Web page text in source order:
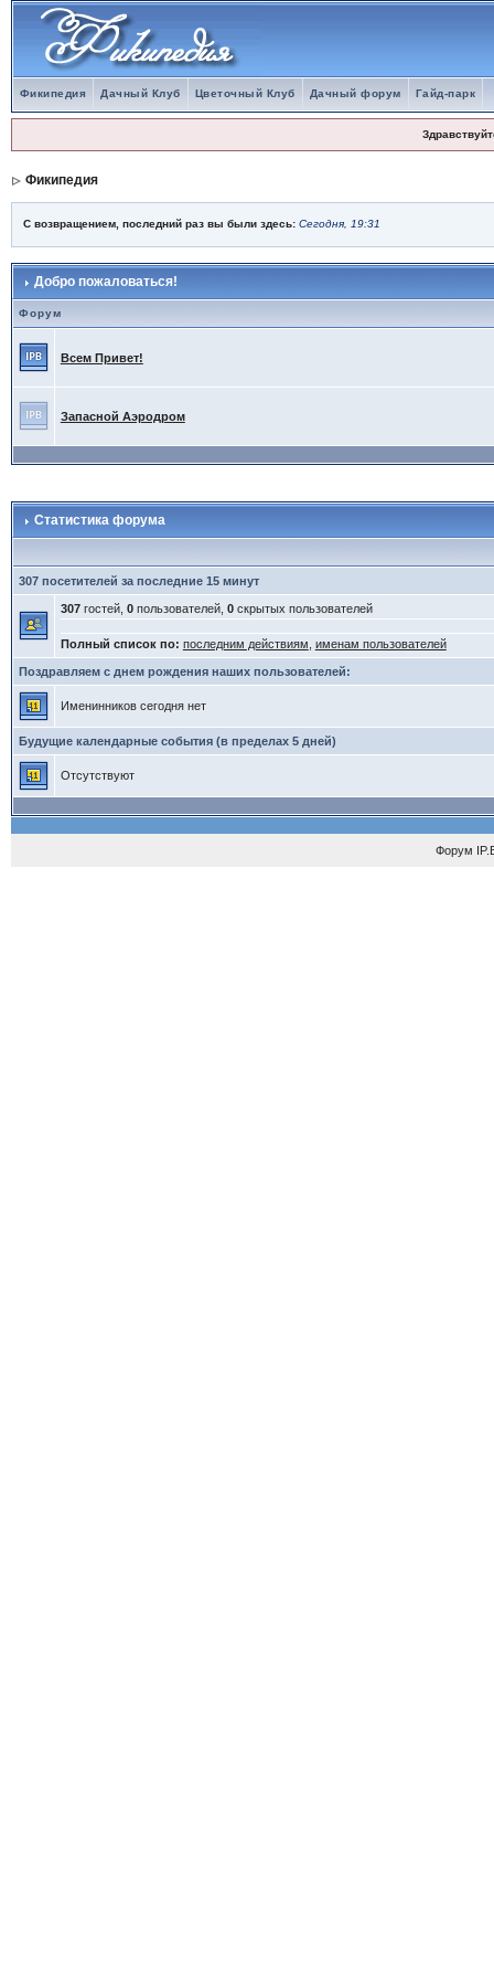
Фикипедия Дачный Клуб Цветочный Клуб Дачный форум Гайд-парк
Фикипедия
С возвращением, последний раз вы были здесь: Сегодня, 19:31
Добро пожаловаться!
Форум
Всем Привет!
Запасной Аэродром
Статистика форума
307 посетителей за последние 15 минут
307гостей, 0пользователей, 0скрытых пользователей
Полный список по: последним действиям именам пользователей
Поздравляем с днем рождения наших пользователей:
Именинников сегодня нет
Будущие календарные события (в пределах 5 дней)
Отсутствуют
Форум